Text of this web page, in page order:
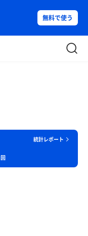
無料で使う
統計レポート
回